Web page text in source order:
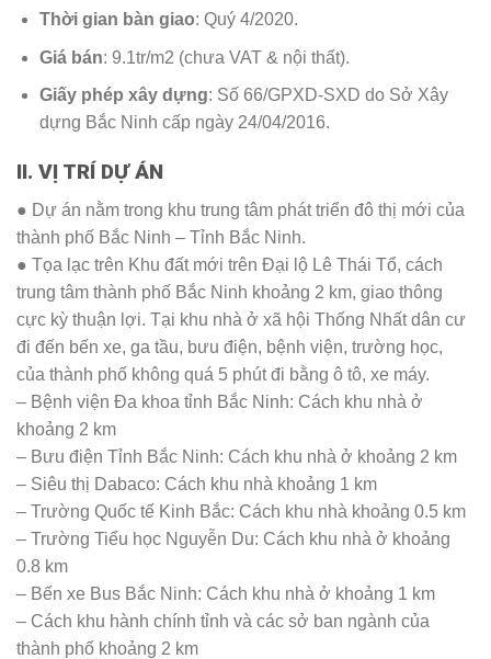
Thời gian bàn giao: Quý 4/2020.
Giá bán: 9.1tr/m2 (chưa VAT & nội thất).
Giấy phép xây dựng: Số 66/GPXD-SXD do Sở Xây
dựng Bắc Ninh cấp ngày 24/04/2016.
II. VỊ TRÍ DỰ ÁN
● Dự án nằm trong khu trung tâm phát triển đô thị mới của
thành phố Bắc Ninh – Tỉnh Bắc Ninh.
● Tọa lạc trên Khu đất mới trên Đại lộ Lê Thái Tổ, cách
trung tâm thành phố Bắc Ninh khoảng 2 km, giao thông
cực kỳ thuận lợi. Tại khu nhà ở xã hội Thống Nhất dân cư
đi đến bến xe, ga tầu, bưu điện, bệnh viện, trường học,
của thành phố không quá 5 phút đi bằng ô tô, xe máy.
– Bệnh viện Đa khoa tỉnh Bắc Ninh: Cách khu nhà ở
khoảng 2 km
– Bưu điện Tỉnh Bắc Ninh: Cách khu nhà ở khoảng 2 km
– Siêu thị Dabaco: Cách khu nhà khoảng 1 km
– Trường Quốc tế Kinh Bắc: Cách khu nhà khoảng 0.5 km
– Trường Tiểu học Nguyễn Du: Cách khu nhà ở khoảng
0.8 km
– Bến xe Bus Bắc Ninh: Cách khu nhà ở khoảng 1 km
– Cách khu hành chính tỉnh và các sở ban ngành của
thành phố khoảng 2 km